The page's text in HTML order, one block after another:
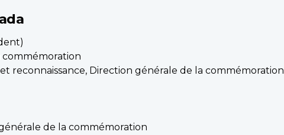
commémoration
reconnaissance, Direction générale de la commémoration
de la commémoration